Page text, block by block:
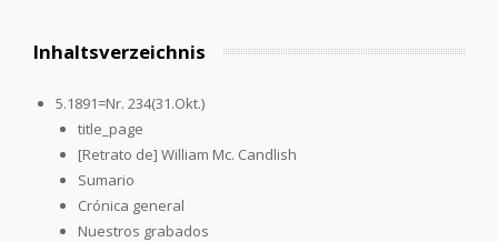
Inhaltsverzeichnis
5.1891=Nr. 234(31.Okt.)
title_page
[Retrato de] William Mc. Candlish
Sumario
Crónica general
Nuestros grabados